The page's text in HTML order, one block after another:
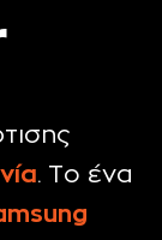
. Το ένα